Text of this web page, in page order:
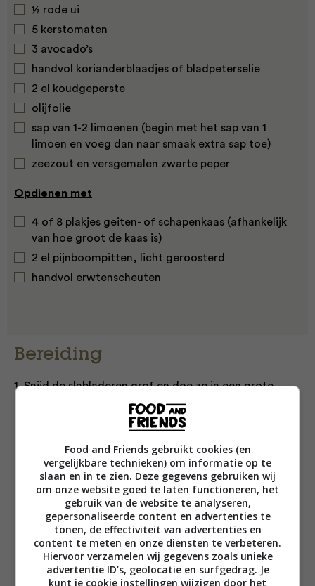
½ rode ui
5 kerstomaten
3 avocado’s
handvol korianderblaadjes of bladpeterselie
2 el koudgeperste
olijfolie
sap van 1-2 limoenen (begin met het sap van 1
limoen en voeg dan naar smaak extra sap toe)
zeezout en versgemalen zwarte peper
Opdienen met
4 of 8 plakjes geiten- of schapenkaas (afhankelijk
van hoe groot de kaas is)
2 el pijnboompitten, licht geroosterd
handvol erwtenscheuten
Bereiding
1. Snijd de slabladeren grof en doe ze in een grote
schaal. Schil de bietjes en wortels en rasp ze met de
grove kant van een vierkante rasp (of gebruik de
foodprocessor). Snijd de komkommer, ui en tomaten
in hele dunne plakjes. Halveer de avocado’s, verwijder
de pitten, schil ze en snijd het vruchtvlees in blokjes.
Hak de kruiden fijn. Doe alles in de schaal. Schenk de
olijfolie en het sap van 1 limoen erover en breng op
smaak met zout en peper. Schep met je handen goed
om zodat alles is bedekt met wat dressing en mooi
paars wordt. Proef en voeg extra limoensap toe als dat
Food and Friends gebruikt cookies (en
vergelijkbare technieken) om informatie op te
slaan en in te zien. Deze gegevens gebruiken wij
om onze website goed te laten functioneren, het
gebruik van de website te analyseren,
gepersonaliseerde content en advertenties te
tonen, de effectiviteit van advertenties en
content te meten en onze diensten te verbeteren.
Hiervoor verzamelen wij gegevens zoals unieke
advertentie ID’s, geolocatie en surfgedrag. Je
kunt je cookie instellingen wijzigen door het